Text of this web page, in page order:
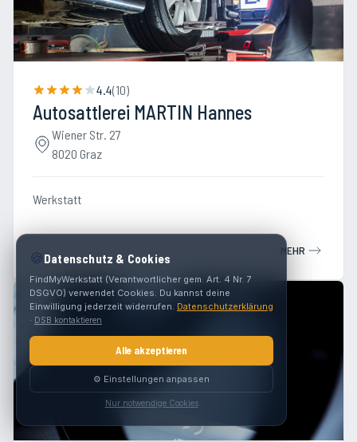
4.4(10)
Autosattlerei MARTIN Hannes
Wiener Str. 27
8020 Graz
Werkstatt
MEHR
🍪Datenschutz & Cookies
FindMyWerkstatt (Verantwortlicher gem. Art. 4 Nr. 7
DSGVO) verwendet Cookies. Du kannst deine
Einwilligung jederzeit widerrufen. Datenschutzerklärung
· DSB kontaktieren
Alle akzeptieren
⚙️ Einstellungen anpassen
Nur notwendige Cookies